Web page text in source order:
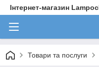
Інтернет-магазин
Товари та послуги